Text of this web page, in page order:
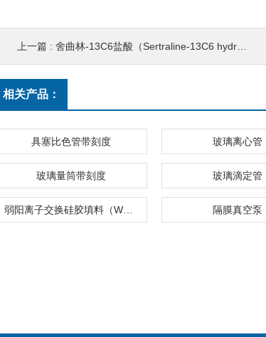
上一篇 : 舍曲林-13C6盐酸（Sertraline-13C6 hydrochloride）
相关产品：
具塞比色管带刻度 玻璃离心管
玻璃量筒带刻度 玻璃滴定管
隔膜真空泵